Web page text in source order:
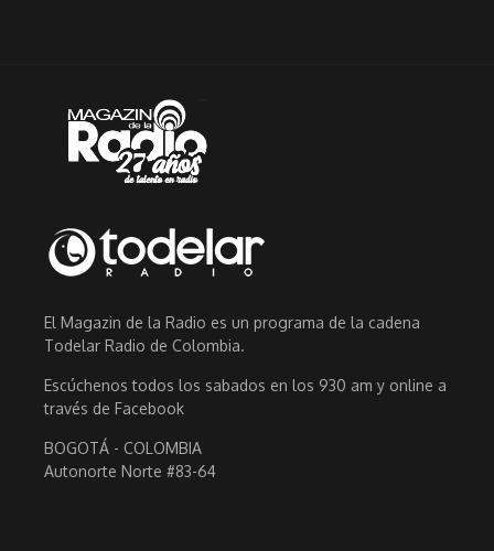
El Magazin de la Radio es un programa de la cadena
Todelar Radio de Colombia.
Escúchenos todos los sabados en los 930 am y online a
través de Facebook
BOGOTÁ - COLOMBIA
Autonorte Norte #83-64